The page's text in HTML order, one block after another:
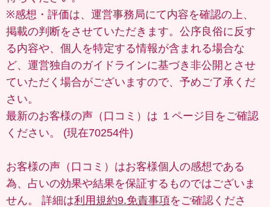
※感想・評価は、運営事務局にて内容を確認の上、
掲載の判断をさせていただきます。公序良俗に反す
る内容や、個人を特定する情報が含まれる場合な
ど、運営独自のガイドラインに基づき非公開とさせ
ていただく場合がございますので、予めご了承くだ
さい。
最新のお客様の声（口コミ）は １ページ目 をご確認
ください。 (現在70254件)
お客様の声（口コミ）はお客様個人の感想である
為、占いの効果や結果を保証するものではございま
せん。 詳細は利用規約9.免責事項をご確認くださ